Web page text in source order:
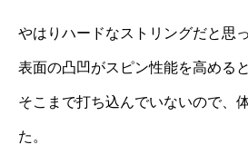
やはりハードなストリングだと思っ
表面の凸凹がスピン性能を高める
そこまで打ち込んでいないので、
た。